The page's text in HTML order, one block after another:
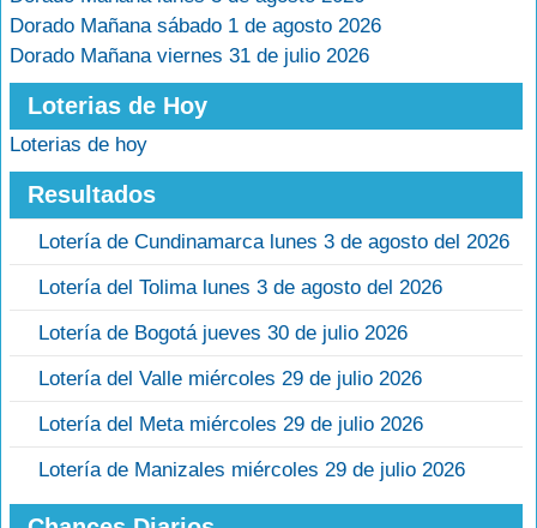
Dorado Mañana sábado 1 de agosto 2026
Dorado Mañana viernes 31 de julio 2026
Loterias de Hoy
Loterias de hoy
Resultados
Lotería de Cundinamarca lunes 3 de agosto del 2026
Lotería del Tolima lunes 3 de agosto del 2026
Lotería de Bogotá jueves 30 de julio 2026
Lotería del Valle miércoles 29 de julio 2026
Lotería del Meta miércoles 29 de julio 2026
Lotería de Manizales miércoles 29 de julio 2026